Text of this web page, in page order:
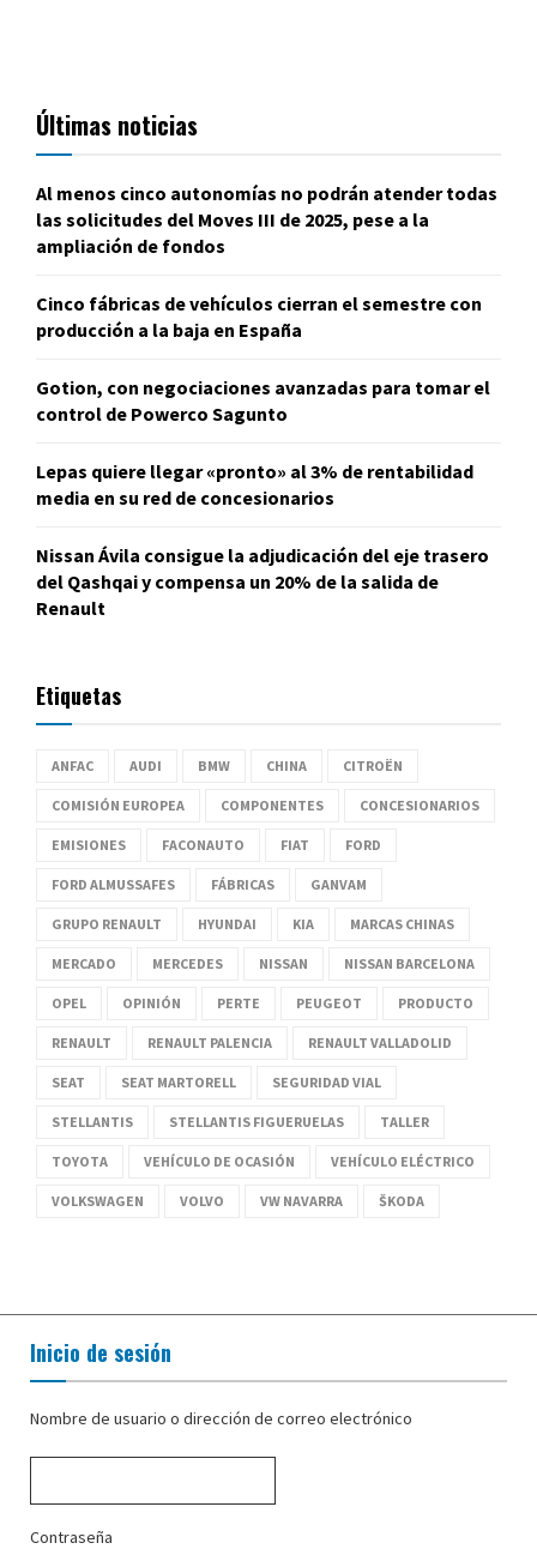
Últimas noticias
Al menos cinco autonomías no podrán atender todas
las solicitudes del Moves III de 2025, pese a la
ampliación de fondos
Cinco fábricas de vehículos cierran el semestre con
producción a la baja en España
Gotion, con negociaciones avanzadas para tomar el
control de Powerco Sagunto
Lepas quiere llegar «pronto» al 3% de rentabilidad
media en su red de concesionarios
Nissan Ávila consigue la adjudicación del eje trasero
del Qashqai y compensa un 20% de la salida de
Renault
Etiquetas
ANFAC AUDI BMW CHINA CITROËN
COMISIÓN EUROPEA COMPONENTES CONCESIONARIOS
EMISIONES FACONAUTO FIAT FORD
FORD ALMUSSAFES FÁBRICAS GANVAM
GRUPO RENAULT HYUNDAI KIA MARCAS CHINAS
MERCADO MERCEDES NISSAN NISSAN BARCELONA
OPEL OPINIÓN PERTE PEUGEOT PRODUCTO
RENAULT RENAULT PALENCIA RENAULT VALLADOLID
SEAT SEAT MARTORELL SEGURIDAD VIAL
STELLANTIS STELLANTIS FIGUERUELAS TALLER
TOYOTA VEHÍCULO DE OCASIÓN VEHÍCULO ELÉCTRICO
VOLKSWAGEN VOLVO VW NAVARRA ŠKODA
Inicio de sesión
Nombre de usuario o dirección de correo electrónico
Contraseña